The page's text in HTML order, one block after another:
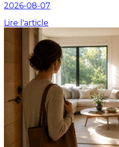
2026-08-07
Lire l'article